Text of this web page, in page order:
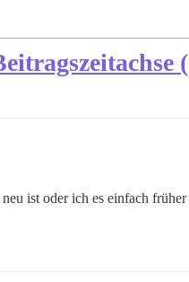
ist oder ich es einfach